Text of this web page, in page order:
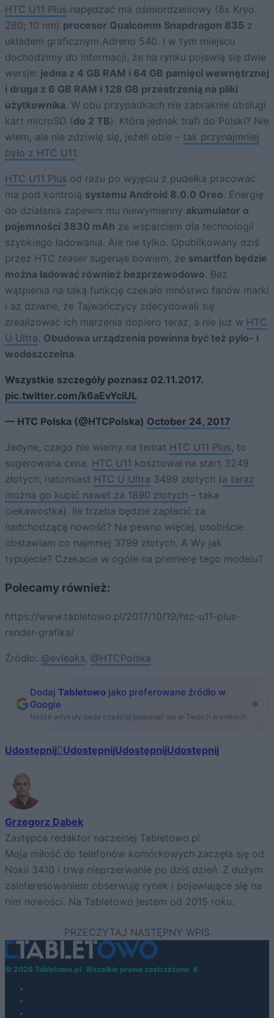
HTC U11 Plus napędzać ma ośmiordzeniowy (8x Kryo
280; 10 nm) procesor Qualcomm Snapdragon 835 z
układem graficznym Adreno 540. I w tym miejscu
dochodzimy do informacji, że na rynku pojawią się dwie
wersje: jedna z 4 GB RAM i 64 GB pamięci wewnętrznej
i druga z 6 GB RAM i 128 GB przestrzenią na pliki
użytkownika. W obu przypadkach nie zabraknie obsługi
kart microSD (do 2 TB). Która jednak trafi do Polski? Nie
wiem, ale nie zdziwię się, jeżeli obie – tak przynajmniej
było z HTC U11.
HTC U11 Plus od razu po wyjęciu z pudełka pracować
ma pod kontrolą systemu Android 8.0.0 Oreo. Energię
do działania zapewni mu niewymienny akumulator o
pojemności 3830 mAh ze wsparciem dla technologii
szybkiego ładowania. Ale nie tylko. Opublikowany dziś
przez HTC teaser sugeruje bowiem, że smartfon będzie
można ładować również bezprzewodowo. Bez
wątpienia na taką funkcję czekało mnóstwo fanów marki
i aż dziwne, że Tajwańczycy zdecydowali się
zrealizować ich marzenia dopiero teraz, a nie już w HTC
U Ultra. Obudowa urządzenia powinna być też pyło- i
wodoszczelna.
Wszystkie szczegóły poznasz 02.11.2017.
pic.twitter.com/k6aEvYciUL
— HTC Polska (@HTCPolska) October 24, 2017
Jedyne, czego nie wiemy na temat HTC U11 Plus, to
sugerowana cena. HTC U11 kosztował na start 3249
złotych, natomiast HTC U Ultra 3499 złotych (a teraz
można go kupić nawet za 1890 złotych – taka
ciekawostka). Ile trzeba będzie zapłacić za
nadchodzącą nowość? Na pewno więcej, osobiście
obstawiam co najmniej 3799 złotych. A Wy jak
typujecie? Czekacie w ogóle na premierę tego modelu?
Polecamy również:
https://www.tabletowo.pl/2017/10/19/htc-u11-plus-
render-grafika/
Źródło: @evleaks, @HTCPolska
Dodaj Tabletowo jako preferowane źródło w
Google
Nasze artykuły będą częściej pojawiać się w Twoich wynikach
Udostępnij UdostępnijUdostępnijUdostępnij
Grzegorz Dąbek
Zastępca redaktor naczelnej Tabletowo.pl
Moja miłość do telefonów komórkowych zaczęła się od
Nokii 3410 i trwa nieprzerwanie po dziś dzień. Z dużym
zainteresowaniem obserwuję rynek i pojawiające się na
nim nowości. Na Tabletowo jestem od 2015 roku.
© 2026 Tabletowo.pl. Wszelkie prawa zastrzeżone. K